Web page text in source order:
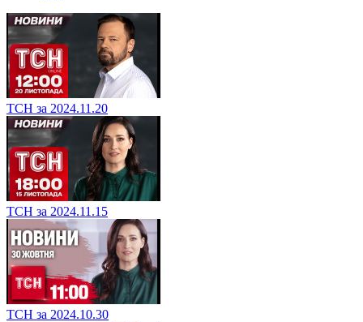
ТСН за 2024.11.20
ТСН за 2024.11.15
ТСН за 2024.10.30